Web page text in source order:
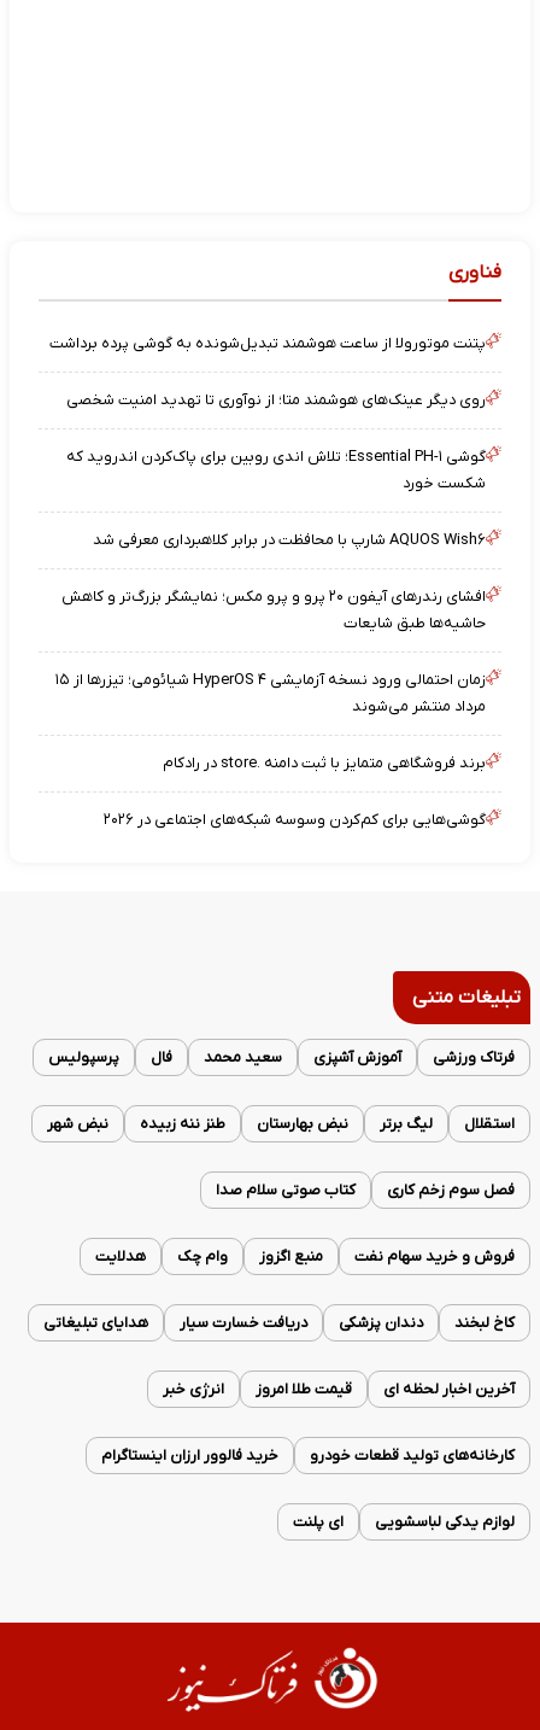
فناوری
پتنت موتورولا از ساعت هوشمند تبدیل‌شونده به گوشی پرده برداشت
روی دیگر عینک‌های هوشمند متا؛ از نوآوری تا تهدید امنیت شخصی
گوشی Essential PH-۱؛ تلاش اندی روبین برای پاک‌کردن اندروید که
شکست خورد
AQUOS Wish۶ شارپ با محافظت در برابر کلاهبرداری معرفی شد
افشای رندرهای آیفون ۲۰ پرو و پرو مکس؛ نمایشگر بزرگ‌تر و کاهش
حاشیه‌ها طبق شایعات
زمان احتمالی ورود نسخه آزمایشی HyperOS ۴ شیائومی؛ تیزرها از ۱۵
مرداد منتشر می‌شوند
برند فروشگاهی متمایز با ثبت دامنه .store در رادکام
گوشی‌هایی برای کم‌کردن وسوسه شبکه‌های اجتماعی در ۲۰۲۶
تبلیغات متنی
فرتاک ورزشی آموزش آشپزی سعید محمد فال پرسپولیس
استقلال لیگ برتر نبض بهارستان طنز ننه زبیده نبض شهر
فصل سوم زخم کاری کتاب صوتی سلام صدا
فروش و خرید سهام نفت منبع اگزوز وام چک هدلایت
کاخ لبخند دندان پزشکی دریافت خسارت سیار هدایای تبلیغاتی
آخرین اخبار لحظه ای قیمت طلا امروز انرژی خبر
کارخانه‌های تولید قطعات خودرو خرید فالوور ارزان اینستاگرام
لوازم یدکی لباسشویی ای پلنت